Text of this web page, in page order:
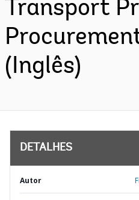
Transport
(Inglês)
DETALHES
Autor